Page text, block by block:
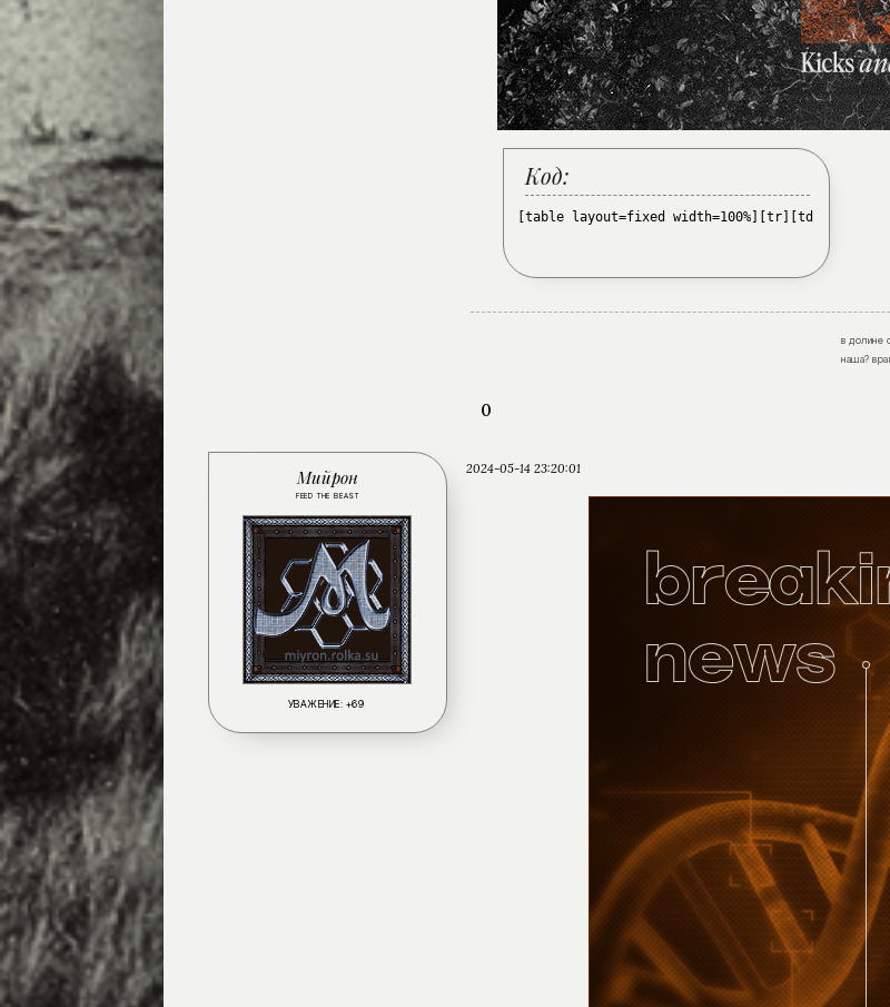
Код:
[table layout=fixed width=100%][tr][td][/
в долине
наша?
0
2024-05-14 23:20:01
Мийрон
FEED THE BEAST
УВАЖЕНИЕ: +69